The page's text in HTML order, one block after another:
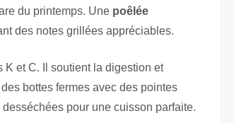
du printemps. Une poêlée
des notes grillées appréciables.
et C. Il soutient la digestion et
bottes fermes avec des pointes
pour une cuisson parfaite.